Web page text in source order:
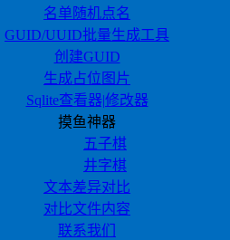
名单随机点名
GUID/UUID批量生成工具
创建GUID
生成占位图片
Sqlite查看器|修改器
摸鱼神器
五子棋
井字棋
文本差异对比
对比文件内容
联系我们